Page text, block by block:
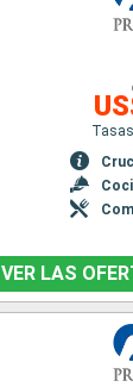
VER LAS